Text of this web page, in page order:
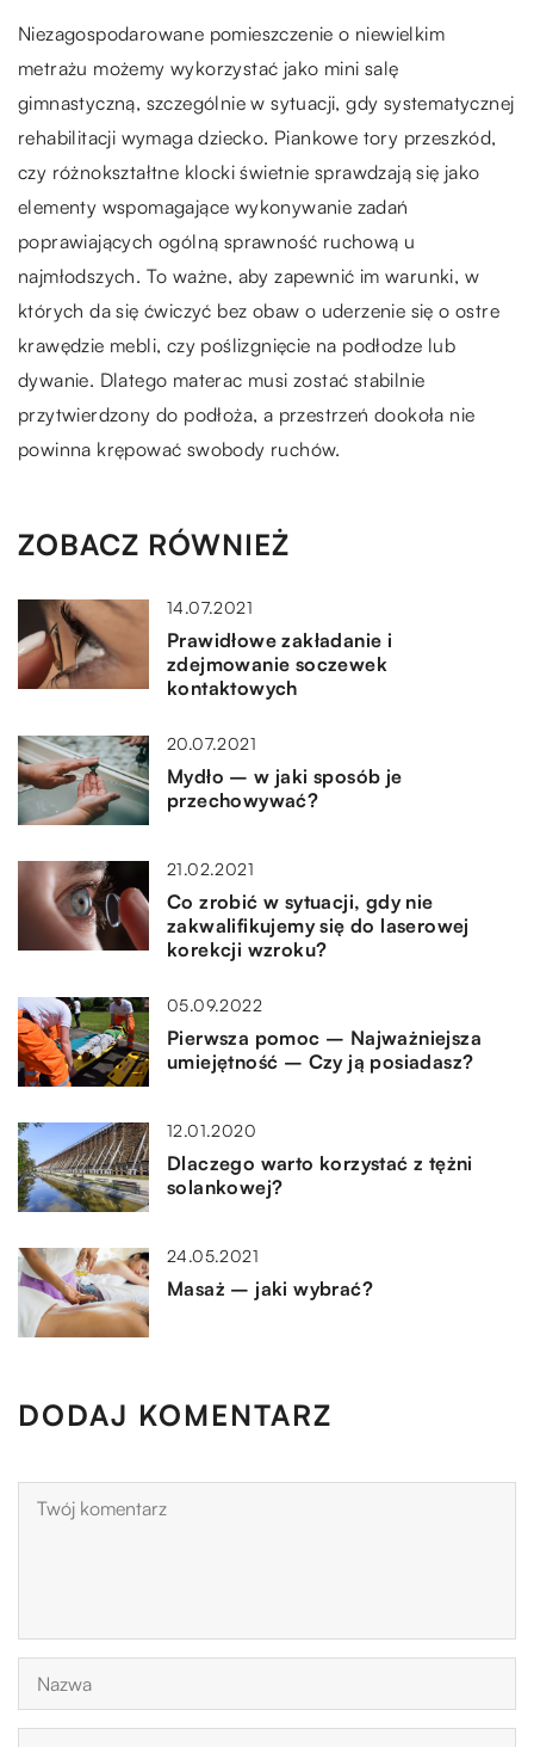
Niezagospodarowane pomieszczenie o niewielkim
metrażu możemy wykorzystać jako mini salę
gimnastyczną, szczególnie w sytuacji, gdy systematycznej
rehabilitacji wymaga dziecko. Piankowe tory przeszkód,
czy różnokształtne klocki świetnie sprawdzają się jako
elementy wspomagające wykonywanie zadań
poprawiających ogólną sprawność ruchową u
najmłodszych. To ważne, aby zapewnić im warunki, w
których da się ćwiczyć bez obaw o uderzenie się o ostre
krawędzie mebli, czy poślizgnięcie na podłodze lub
dywanie. Dlatego materac musi zostać stabilnie
przytwierdzony do podłoża, a przestrzeń dookoła nie
powinna krępować swobody ruchów.
ZOBACZ RÓWNIEŻ
14.07.2021
Prawidłowe zakładanie i
zdejmowanie soczewek
kontaktowych
20.07.2021
Mydło – w jaki sposób je
przechowywać?
21.02.2021
Co zrobić w sytuacji, gdy nie
zakwalifikujemy się do laserowej
korekcji wzroku?
05.09.2022
Pierwsza pomoc – Najważniejsza
umiejętność – Czy ją posiadasz?
12.01.2020
Dlaczego warto korzystać z tężni
solankowej?
24.05.2021
Masaż – jaki wybrać?
DODAJ KOMENTARZ